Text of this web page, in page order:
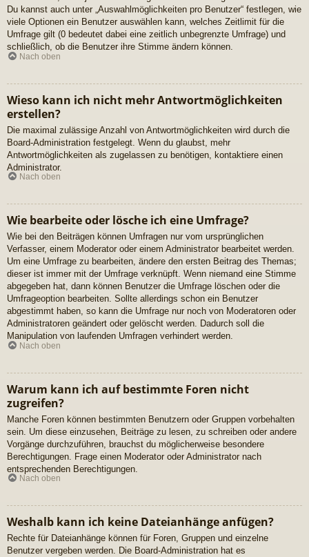
Du kannst auch unter „Auswahlmöglichkeiten pro Benutzer“ festlegen, wie
viele Optionen ein Benutzer auswählen kann, welches Zeitlimit für die
Umfrage gilt (0 bedeutet dabei eine zeitlich unbegrenzte Umfrage) und
schließlich, ob die Benutzer ihre Stimme ändern können.
Nach oben
Wieso kann ich nicht mehr Antwortmöglichkeiten
erstellen?
Die maximal zulässige Anzahl von Antwortmöglichkeiten wird durch die
Board-Administration festgelegt. Wenn du glaubst, mehr
Antwortmöglichkeiten als zugelassen zu benötigen, kontaktiere einen
Administrator.
Nach oben
Wie bearbeite oder lösche ich eine Umfrage?
Wie bei den Beiträgen können Umfragen nur vom ursprünglichen
Verfasser, einem Moderator oder einem Administrator bearbeitet werden.
Um eine Umfrage zu bearbeiten, ändere den ersten Beitrag des Themas;
dieser ist immer mit der Umfrage verknüpft. Wenn niemand eine Stimme
abgegeben hat, dann können Benutzer die Umfrage löschen oder die
Umfrageoption bearbeiten. Sollte allerdings schon ein Benutzer
abgestimmt haben, so kann die Umfrage nur noch von Moderatoren oder
Administratoren geändert oder gelöscht werden. Dadurch soll die
Manipulation von laufenden Umfragen verhindert werden.
Nach oben
Warum kann ich auf bestimmte Foren nicht
zugreifen?
Manche Foren können bestimmten Benutzern oder Gruppen vorbehalten
sein. Um diese einzusehen, Beiträge zu lesen, zu schreiben oder andere
Vorgänge durchzuführen, brauchst du möglicherweise besondere
Berechtigungen. Frage einen Moderator oder Administrator nach
entsprechenden Berechtigungen.
Nach oben
Weshalb kann ich keine Dateianhänge anfügen?
Rechte für Dateianhänge können für Foren, Gruppen und einzelne
Benutzer vergeben werden. Die Board-Administration hat es